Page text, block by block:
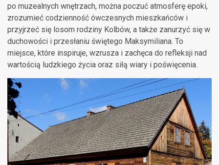
po muzealnych wnętrzach, można poczuć atmosferę epoki,
zrozumieć codzienność ówczesnych mieszkańców i
przyjrzeć się losom rodziny Kolbów, a także zanurzyć się w
duchowości i przesłaniu świętego Maksymiliana. To
miejsce, które inspiruje, wzrusza i zachęca do refleksji nad
wartością ludzkiego życia oraz siłą wiary i poświęcenia.